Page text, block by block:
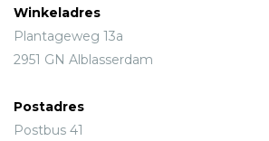
Winkeladres
Plantageweg 13a
2951 GN Alblasserdam
Postadres
Postbus 41